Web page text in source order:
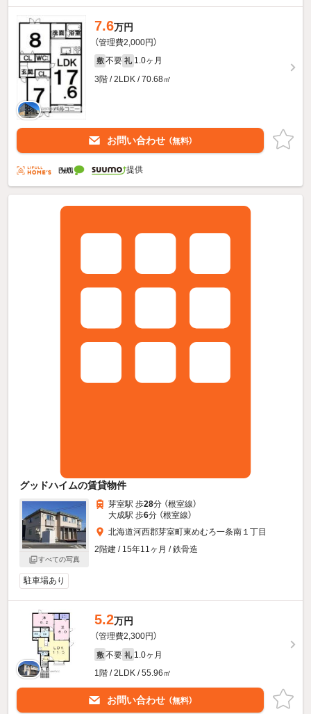
7.6万円
（管理費2,000円）
敷 不要 礼 1.0ヶ月
3階 / 2LDK / 70.68㎡
お問い合わせ （無料）
提供
グッドハイムの賃貸物件
すべての写真
芽室駅 歩28分 （根室線）
大成駅 歩6分 （根室線）
北海道河西郡芽室町東めむろ一条南１丁目
2階建 / 15年11ヶ月 / 鉄骨造
駐車場あり
5.2万円
（管理費2,300円）
敷 不要 礼 1.0ヶ月
1階 / 2LDK / 55.96㎡
お問い合わせ （無料）